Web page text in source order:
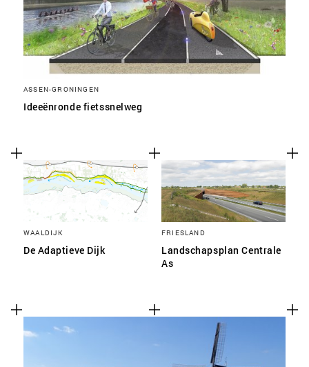
ASSEN-GRONINGEN
Ideeënronde fietssnelweg
WAALDIJK
De Adaptieve Dijk
FRIESLAND
Landschapsplan Centrale
As